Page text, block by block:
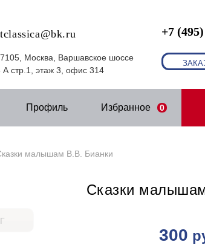
Москва, Варшавское шоссе
А стр.1, этаж 3, офис 314
+7
Профиль Избранное 0
малышам В.В. Бианки
Сказки
300